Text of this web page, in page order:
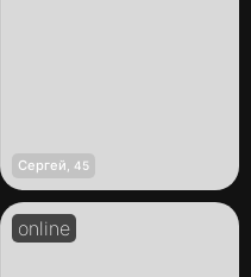
Сергей 45